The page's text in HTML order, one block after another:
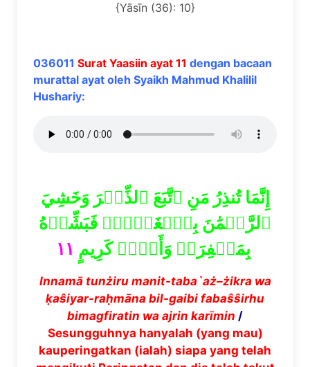
{Yāsīn (36): 10}
036011 Surat Yaasiin ayat 11 dengan bacaan
murattal ayat oleh Syaikh Mahmud Khalilil
Hushariy:
إِنَّمَا تُنذِرُ مَنِ ٱتَّبَعَ ٱلذِّكۡرَ وَخَشِيَ
ٱلرَّحۡمَٰنَ بِٱلۡغَيۡبِۖ فَبَشِّرۡهُ
بِمَغۡفِرَةٖ وَأَجۡرٖ كَرِيمٍ ١١
Innamātunżiru manit-taba`aż–żikra wa
ḳaŝiyar-raḥmāna bil-gaibi fabaŝŝirhu
bimagfiratin wa ajrin karīmin /
Sesungguhnya hanyalah (yang mau)
kauperingatkan (ialah) siapa yang telah